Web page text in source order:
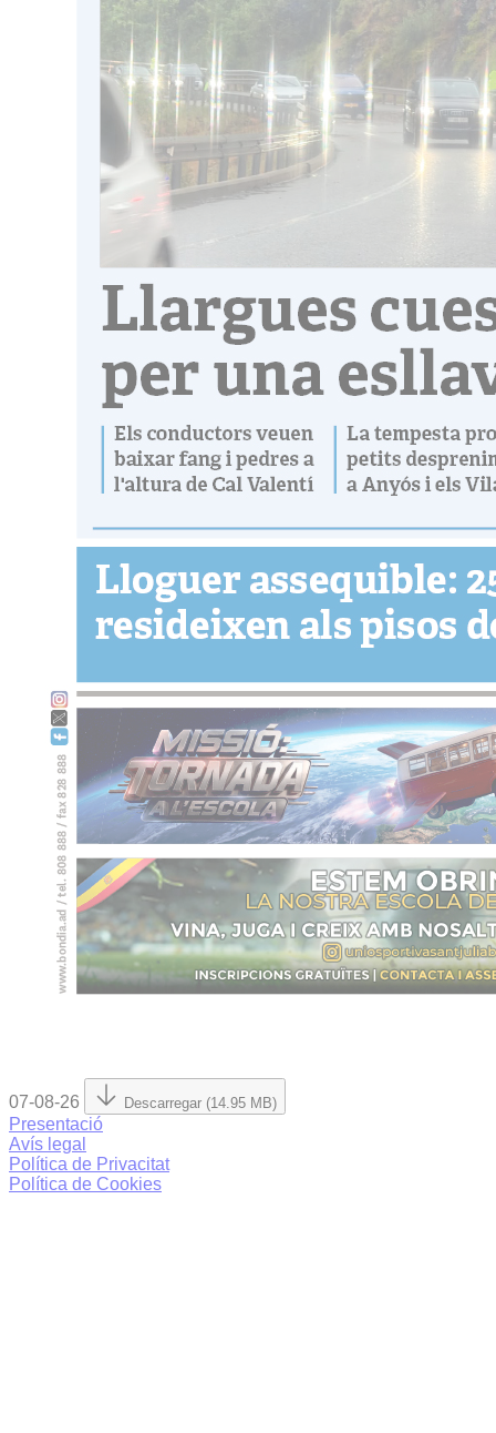
07-08-26 Descarregar (14.95 MB)
Presentació
Avís legal
Política de Privacitat
Política de Cookies